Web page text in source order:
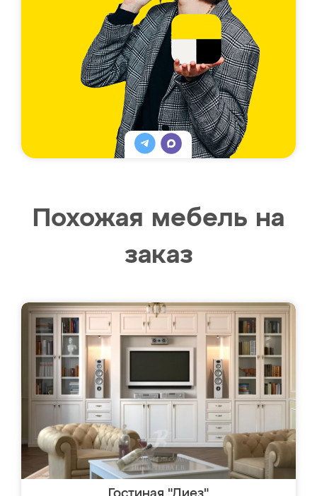
Похожая мебель на
заказ